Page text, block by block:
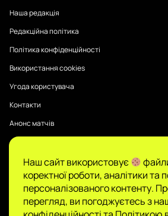
Наша редакція
Редакційна політика
Політика конфіденційності
Використання cookies
Угода користувача
Контакти
Анонс матчів
Публікації на Sports Radar мають
Думки авторів є їхньою особистою
гарантує повної достовірності та не
за зміст.
Сайт не є організатором
Наш сайт використовує
коректної роботи, аналітики та
персоналізованого контенту.
перегляд, ви погоджуєтесь з